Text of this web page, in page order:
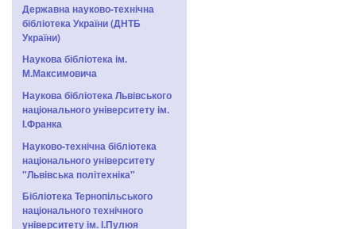
Державна науково-технічна
бібліотека України (ДНТБ
України)
Наукова бібліотека ім.
М.Максимовича
Наукова бібліотека Львівського
національного університету ім.
І.Франка
Науково-технічна бібліотека
національного університету
"Львівська політехніка"
Бібліотека Тернопільського
національного технічного
університету ім. І.Пулюя